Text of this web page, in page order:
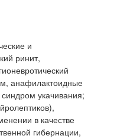
и
ринит,
анафилактоидные
укачивания;
в качестве
гибернации,